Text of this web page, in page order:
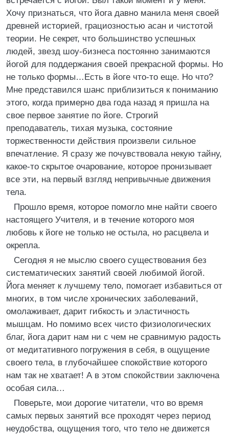
Хочу признаться, что йога давно манила меня своей
древней историей, грациозностью асан и чистотой
теории. Не секрет, что большинство успешных
людей, звезд шоу-бизнеса постоянно занимаются
йогой для поддержания своей прекрасной формы. Но
не только формы…Есть в йоге что-то еще. Но что?
Мне представился шанс приблизиться к пониманию
этого, когда примерно два года назад я пришла на
свое первое занятие по йоге. Строгий
преподаватель, тихая музыка, состояние
торжественности действия произвели сильное
впечатление. Я сразу же почувствовала некую тайну,
какое-то скрытое очарование, которое пронизывает
все эти, на первый взгляд непривычные движения
тела.
Прошло время, которое помогло мне найти своего
настоящего Учителя, и в течение которого моя
любовь к йоге не только не остыла, но расцвела и
окрепла.
Сегодня я не мыслю своего существования без
систематических занятий своей любимой йогой.
Йога меняет к лучшему тело, помогает избавиться от
многих, в том числе хронических заболеваний,
омолаживает, дарит гибкость и эластичность
мышцам. Но помимо всех чисто физиологических
благ, йога дарит нам ни с чем не сравнимую радость
от медитативного погружения в себя, в ощущение
своего тела, в глубочайшее спокойствие которого
нам так не хватает! А в этом спокойствии заключена
особая сила…
Поверьте, мои дорогие читатели, что во время
самых первых занятий все проходят через период
неудобства, ощущения того, что тело не движется